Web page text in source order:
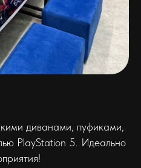
диванами, пуфиками,
PlayStation 5. Идеально